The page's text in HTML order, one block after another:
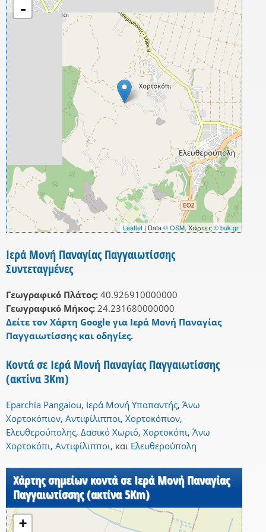
-
Leaflet| Data© OSM, Χάρτες © buk.gr
Iερά Μονή Παναγίας Παγγαιωτίσσης
Συντεταγμένες
Γεωγραφικό Πλάτος: 40.926910000000
Γεωγραφικό Μήκος: 24.231680000000
Δείτε τον Χάρτη Google για Iερά Μονή Παναγίας
Παγγαιωτίσσης και οδηγίες.
Κοντά σε Iερά Μονή Παναγίας Παγγαιωτίσσης
(ακτίνα 3Km)
Eparchía Pangaíou, Ιερά Μονή Υπαπαντής, Άνω
Χορτοκόπιον, Αντιφίλιπποι, Χορτοκόπιον,
Ελευθερούπολης, Δασικό Χωριό, Χορτοκόπι, Άνω
Χορτοκόπι, Αντιφίλιπποι, και Ελευθερούπολη
Χάρτης σημείων κοντά σε Iερά Μονή Παναγίας
Παγγαιωτίσσης (ακτίνα 5Km)
+